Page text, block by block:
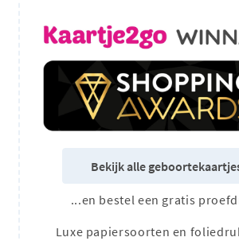
Bekijk alle
...en bestel een gratis
Luxe papiersoorten en